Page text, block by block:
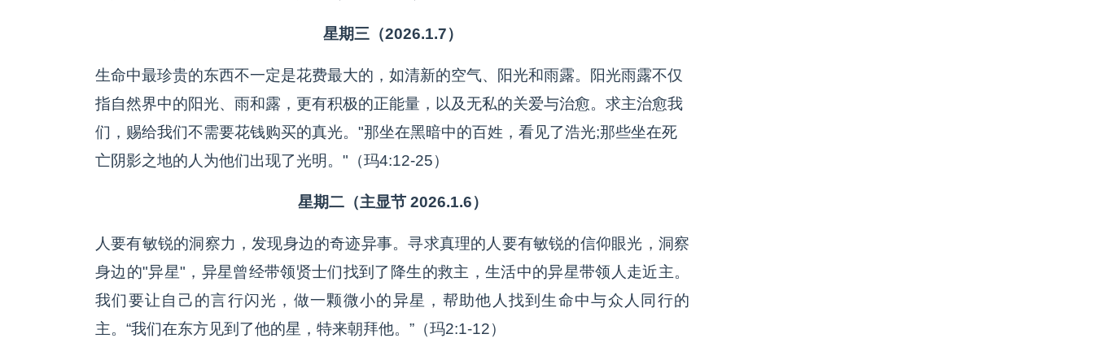
星期三（2026.1.7）
生命中最珍贵的东西不一定是花费最大的，如清新的空气、阳光和雨露。阳光雨露不仅
指自然界中的阳光、雨和露，更有积极的正能量，以及无私的关爱与治愈。求主治愈我
们，赐给我们不需要花钱购买的真光。"那坐在黑暗中的百姓，看见了浩光;那些坐在死
亡阴影之地的人为他们出现了光明。"（玛4:12-25）
星期二（主显节 2026.1.6）
人要有敏锐的洞察力，发现身边的奇迹异事。寻求真理的人要有敏锐的信仰眼光，洞察
身边的"异星"，异星曾经带领贤士们找到了降生的救主，生活中的异星带领人走近主。
我们要让自己的言行闪光，做一颗微小的异星，帮助他人找到生命中与众人同行的
主。“我们在东方见到了他的星，特来朝拜他。”（玛2:1-12）